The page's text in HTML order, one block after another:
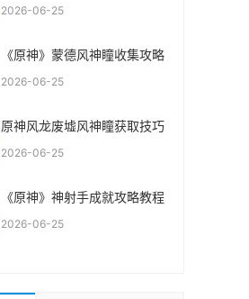
2026-06-25
《原神》蒙德风神瞳收集攻略
2026-06-25
原神风龙废墟风神瞳获取技巧
2026-06-25
《原神》神射手成就攻略教程
2026-06-25